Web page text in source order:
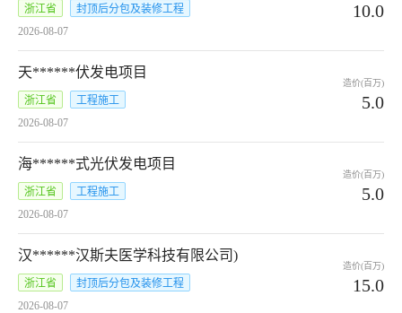
浙江省
封顶后分包及装修工程
2026-08-07
10.0
天******伏发电项目
浙江省
工程施工
2026-08-07
造价(百万)
5.0
海******式光伏发电项目
浙江省
工程施工
2026-08-07
造价(百万)
5.0
汉******汉斯夫医学科技有限公司)
浙江省
封顶后分包及装修工程
2026-08-07
造价(百万)
15.0